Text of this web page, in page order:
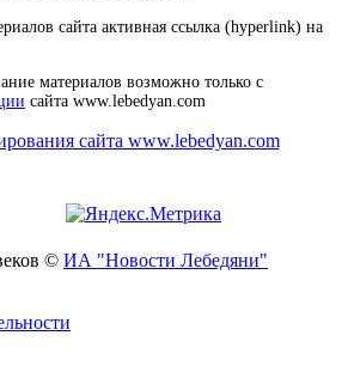
сайта активная ссылка (hyperlink) на
материалов возможно только с
сайта www.lebedyan.com
© ИА "Новости Лебедяни"